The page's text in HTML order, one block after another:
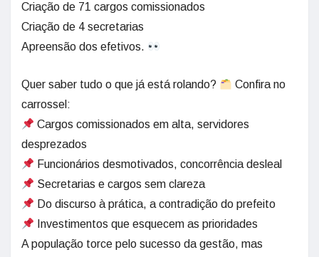
Criação de 71 cargos comissionados
Criação de 4 secretarias
Apreensão dos efetivos.
Quer saber tudo o que já está rolando?
Confira no
carrossel:
Cargos comissionados em alta, servidores
desprezados
Funcionários desmotivados, concorrência desleal
Secretarias e cargos sem clareza
Do discurso à prática, a contradição do prefeito
Investimentos que esquecem as prioridades
A população torce pelo sucesso da gestão, mas